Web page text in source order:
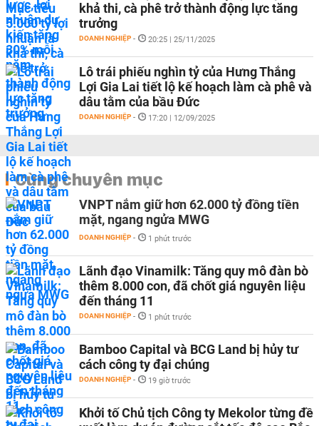
khả thi, cà phê trở thành động lực tăng
trưởng
DOANH NGHIỆP - 20:25 | 25/11/2025
Lô trái phiếu nghìn tỷ của Hưng Thắng
Lợi Gia Lai tiết lộ kế hoạch làm cà phê và
dâu tằm của bầu Đức
DOANH NGHIỆP - 17:20 | 12/09/2025
Cùng chuyên mục
VNPT nắm giữ hơn 62.000 tỷ đồng tiền
mặt, ngang ngửa MWG
DOANH NGHIỆP - 1 phút trước
Lãnh đạo Vinamilk: Tăng quy mô đàn bò
thêm 8.000 con, đã chốt giá nguyên liệu
đến tháng 11
DOANH NGHIỆP - 1 phút trước
Bamboo Capital và BCG Land bị hủy tư
cách công ty đại chúng
DOANH NGHIỆP - 19 giờ trước
Khởi tố Chủ tịch Công ty Mekolor từng đề